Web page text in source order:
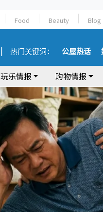
Food Beauty Blog
热门关键词： 公屋热话
玩乐情报 购物情报